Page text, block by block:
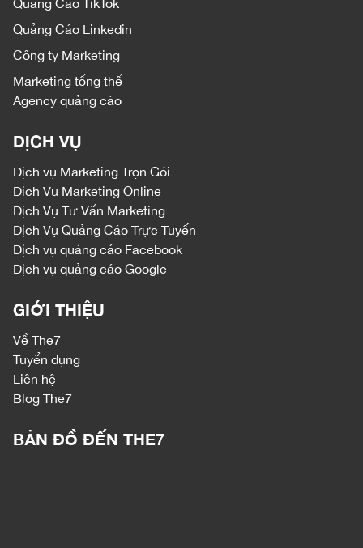
Quảng Cáo TikTok
Quảng Cáo Linkedin
Công ty Marketing
Marketing tổng thể
Agency quảng cáo
DỊCH VỤ
Dịch vụ Marketing Trọn Gói
Dịch Vụ Marketing Online
Dịch Vụ Tư Vấn Marketing
Dịch Vụ Quảng Cáo Trực Tuyến
Dịch vụ quảng cáo Facebook
Dịch vụ quảng cáo Google
GIỚI THIỆU
Về The7
Tuyển dụng
Liên hệ
Blog The7
BẢN ĐỒ ĐẾN THE7